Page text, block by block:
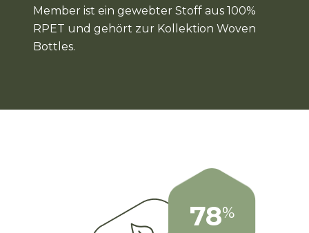
Member ist ein gewebter Stoff aus 100%
RPET und gehört zur Kollektion Woven
Bottles.
78%